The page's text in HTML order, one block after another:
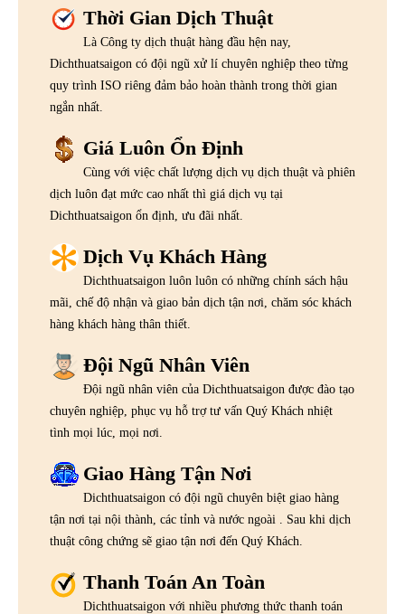
Thời Gian Dịch Thuật
Là Công ty dịch thuật hàng đầu hện nay,
Dichthuatsaigon có đội ngũ xử lí chuyên nghiệp theo từng
quy trình ISO riêng đảm bảo hoàn thành trong thời gian
ngắn nhất.
Giá Luôn Ổn Định
Cùng với việc chất lượng dịch vụ dịch thuật và phiên
dịch luôn đạt mức cao nhất thì giá dịch vụ tại
Dichthuatsaigon ổn định, ưu đãi nhất.
Dịch Vụ Khách Hàng
Dichthuatsaigon luôn luôn có những chính sách hậu
mãi, chế độ nhận và giao bản dịch tận nơi, chăm sóc khách
hàng khách hàng thân thiết.
Đội Ngũ Nhân Viên
Đội ngũ nhân viên của Dichthuatsaigon được đào tạo
chuyên nghiệp, phục vụ hỗ trợ tư vấn Quý Khách nhiệt
tình mọi lúc, mọi nơi.
Giao Hàng Tận Nơi
Dichthuatsaigon có đội ngũ chuyên biệt giao hàng
tận nơi tại nội thành, các tỉnh và nước ngoài . Sau khi dịch
thuật công chứng sẽ giao tận nơi đến Quý Khách.
Thanh Toán An Toàn
Dichthuatsaigon với nhiều phương thức thanh toán